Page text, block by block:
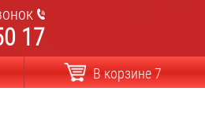
17
В корзине 7